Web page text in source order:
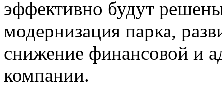
эффективно будут
модернизация парка,
снижение финансовой и
компании.